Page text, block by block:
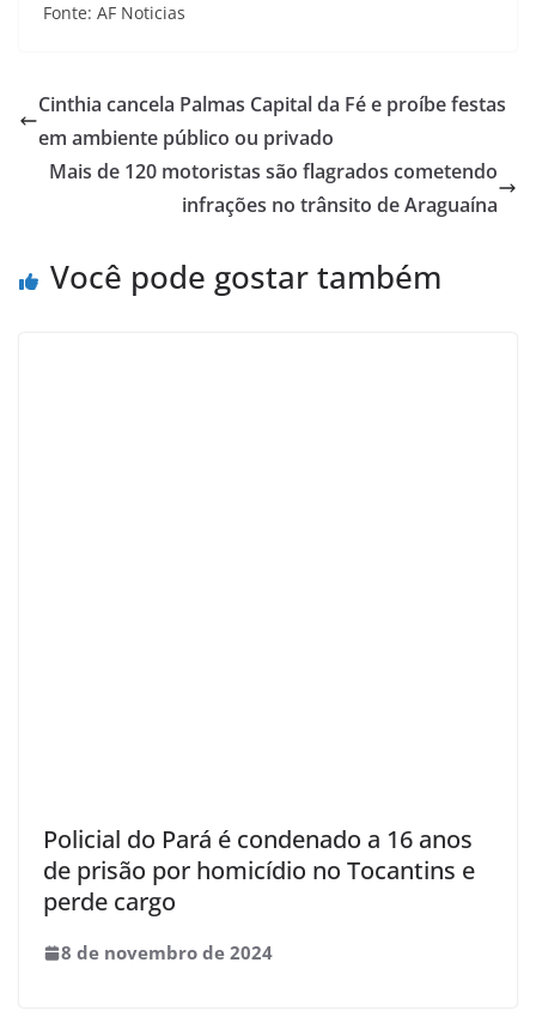
Fonte: AF Noticias
Cinthia cancela Palmas Capital da Fé e proíbe festas
em ambiente público ou privado
Mais de 120 motoristas são flagrados cometendo
infrações no trânsito de Araguaína
Você pode gostar também
Policial do Pará é condenado a 16 anos
de prisão por homicídio no Tocantins e
perde cargo
8 de novembro de 2024